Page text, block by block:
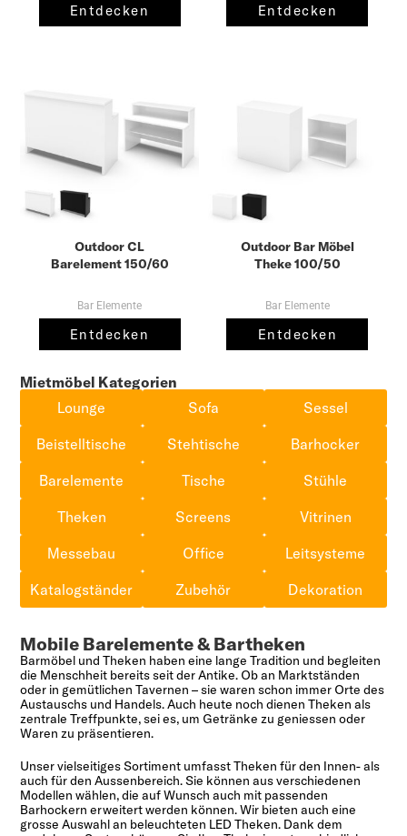
Entdecken Entdecken
Outdoor CL
Barelement 150/60
Bar Elemente
Entdecken
Outdoor Bar Möbel
Theke 100/50
Bar Elemente
Entdecken
Mietmöbel Kategorien
Lounge
Sofa
Sessel
Beistelltische
Stehtische
Barhocker
Barelemente
Tische
Stühle
Theken
Screens
Vitrinen
Messebau
Office
Leitsysteme
Katalogständer
Zubehör Dekoration
Mobile Barelemente & Bartheken
Barmöbel und Theken haben eine lange Tradition und begleiten
die Menschheit bereits seit der Antike. Ob an Marktständen
oder in gemütlichen Tavernen – sie waren schon immer Orte des
Austauschs und Handels. Auch heute noch dienen Theken als
zentrale Treffpunkte, sei es, um Getränke zu geniessen oder
Waren zu präsentieren.
Unser vielseitiges Sortiment umfasst Theken für den Innen- als
auch für den Aussenbereich. Sie können aus verschiedenen
Modellen wählen, die auf Wunsch auch mit passenden
Barhockern erweitert werden können. Wir bieten auch eine
grosse Auswahl an beleuchteten LED Theken. Dank dem